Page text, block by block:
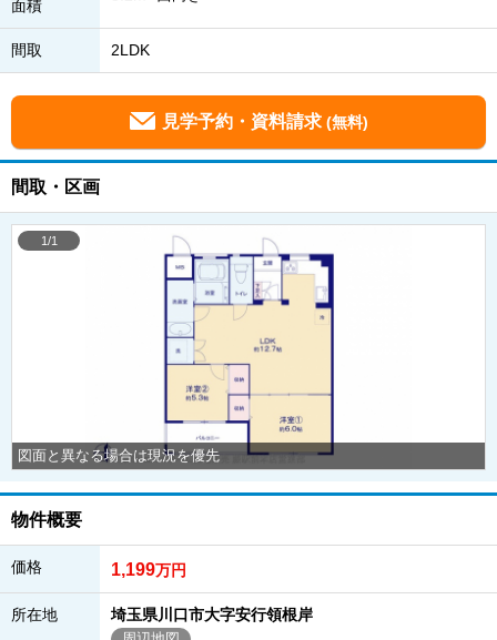
面積
間取 2LDK
見学予約・資料請求 (無料)
間取・区画
図面と異なる場合は現況を優先
1/1
物件概要
価格 1,199万円
所在地 埼玉県川口市大字安行領根岸